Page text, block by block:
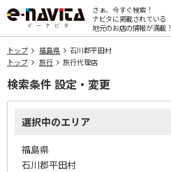
さぁ、今すぐ検索！
ナビタに掲載されている
地元のお店の情報が満載！
トップ 福島県
石川郡平田村
トップ
旅行 旅行代理店
検索条件 設定・変更
選択中のエリア
福島県
石川郡平田村